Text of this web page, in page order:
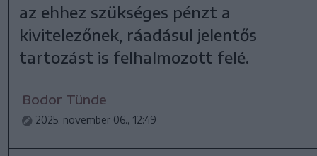
az ehhez szükséges pénzt a
kivitelezőnek, ráadásul jelentős
tartozást is felhalmozott felé.
Bodor Tünde
2025. november 06., 12:49